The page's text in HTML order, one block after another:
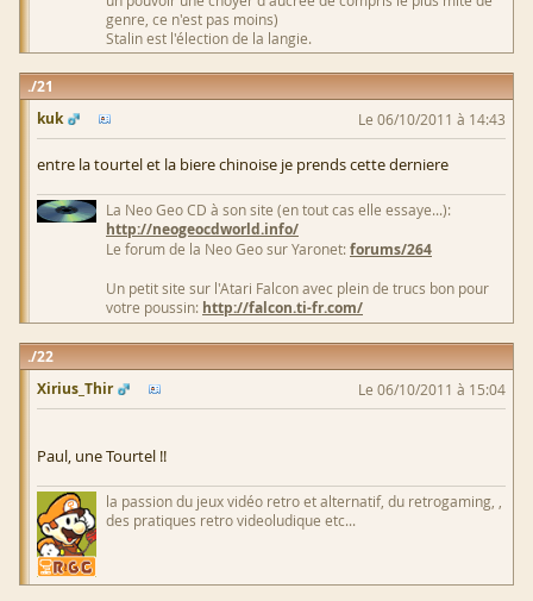
genre, ce n'est pas moins)
Stalin est l'élection de la langie.
21
kuk
Le 06/10/2011 à 14:43
entre la tourtel et la biere chinoise je prends cette derniere
La Neo Geo CD à son site (en tout cas elle essaye...):
http://neogeocdworld.info/
Le forum de la Neo Geo sur Yaronet:forums/264
Un petit site sur l'Atari Falcon avec plein de trucs bon pour
votre poussin: http://falcon.ti-fr.com/
22
Xirius_Thir
Le 06/10/2011 à 15:04
Paul, une Tourtel !!
la passion du jeux vidéo retro et alternatif, du retrogaming, ,
des pratiques retro videoludique etc...